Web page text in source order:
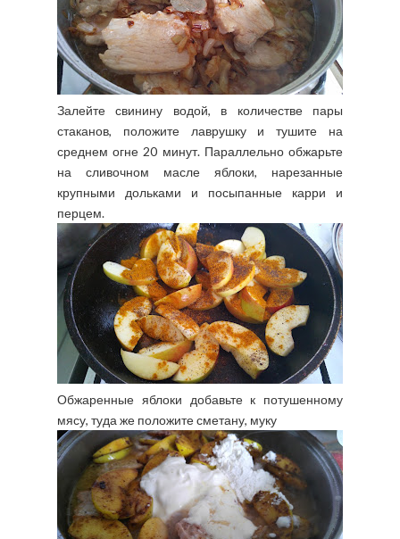
Залейте свинину водой, в количестве пары
стаканов, положите лаврушку и тушите на
среднем огне 20 минут. Параллельно обжарьте
на сливочном масле яблоки, нарезанные
крупными дольками и посыпанные карри и
перцем.
Обжаренные яблоки добавьте к потушенному
мясу, туда же положите сметану, муку